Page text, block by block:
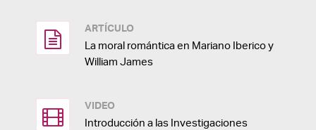
ARTÍCULO
La moral romántica en Mariano Iberico y
William James
VIDEO
Introducción a las Investigaciones